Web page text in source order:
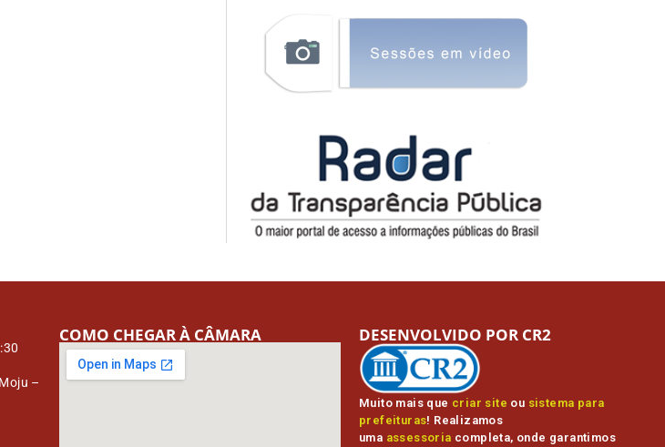
–
COMO CHEGAR À CÂMARA
Muito mais que criar site ou sistema para
prefeituras! Realizamos
uma assessoria completa, onde garantimos
DESENVOLVIDO POR CR2